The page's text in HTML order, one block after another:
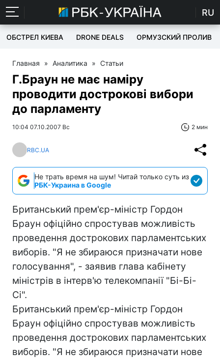
RU
ОБСТРЕЛ КИЕВА DRONE DEALS ОРМУЗСКИЙ ПРОЛИВ
Главная » Аналитика » Статьи
Г.Браун не має наміру
проводити дострокові вибори
до парламенту
10:04 07.10.2007 Вс 2 мин
RBC.UA
Не трать время на шум! Читай только суть из
РБК-Украина в Google
Британський прем'єр-міністр Гордон
Браун офіційно спростував можливість
проведення дострокових парламентських
виборів. "Я не збираюся призначати нове
голосування", - заявив глава кабінету
міністрів в інтерв'ю телекомпанії "Бі-Бі-
Сі".
Британський прем'єр-міністр Гордон
Браун офіційно спростував можливість
проведення дострокових парламентських
виборів. "Я не збираюся призначати нове